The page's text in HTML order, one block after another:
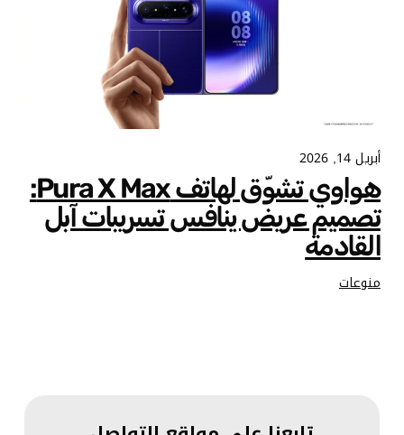
أبريل 14, 2026
هواوي تشوّق لهاتف Pura X Max:
تصميم عريض ينافس تسريبات آبل
القادمة
منوعات